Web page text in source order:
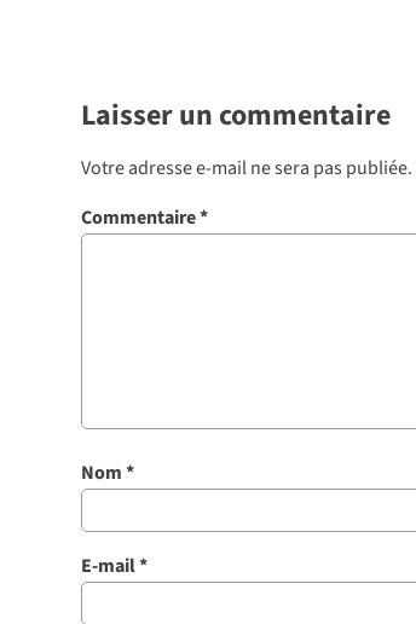
Laisser un commentaire
Votre adresse e-mail ne sera pas publiée.
Commentaire*
Nom*
E-mail*